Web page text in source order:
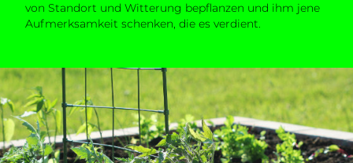
von Standort und Witterung bepflanzen und ihm jene
Aufmerksamkeit schenken, die es verdient.